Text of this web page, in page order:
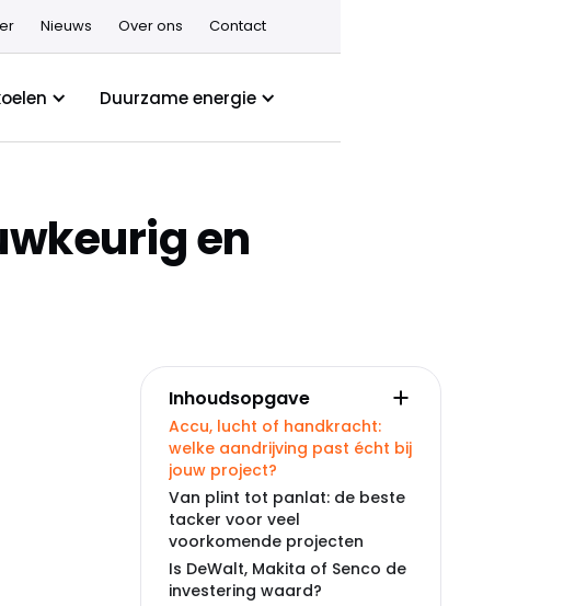
Nieuws Over ons Contact
Duurzame energie
en
Inhoudsopgave
Accu, lucht of handkracht:
welke aandrijving past écht bij
jouw project?
Van plint tot panlat: de beste
tacker voor veel
voorkomende projecten
Is DeWalt, Makita of Senco de
investering waard?